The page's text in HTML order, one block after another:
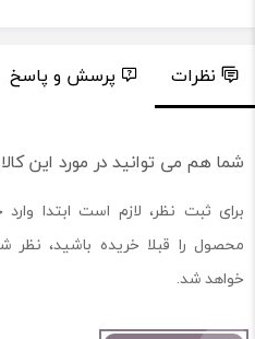
نظرات پرسش و پاسخ
شما هم می توانید در مورد این
برای ثبت نظر، لازم است ابتدا
محصول را قبلا خریده باشید،
خواهد شد.